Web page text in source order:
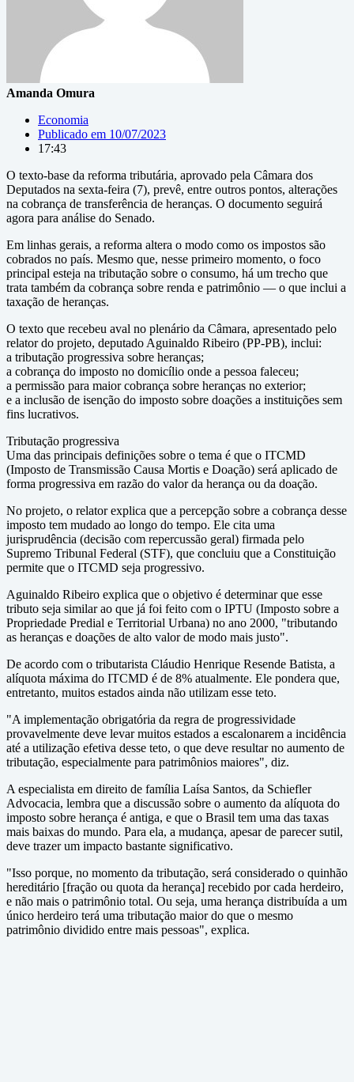
Amanda Omura
Economia
Publicado em 10/07/2023
17:43
O texto-base da reforma tributária, aprovado pela Câmara dos
Deputados na sexta-feira (7), prevê, entre outros pontos, alterações
na cobrança de transferência de heranças. O documento seguirá
agora para análise do Senado.
Em linhas gerais, a reforma altera o modo como os impostos são
cobrados no país. Mesmo que, nesse primeiro momento, o foco
principal esteja na tributação sobre o consumo, há um trecho que
trata também da cobrança sobre renda e patrimônio — o que inclui a
taxação de heranças.
O texto que recebeu aval no plenário da Câmara, apresentado pelo
relator do projeto, deputado Aguinaldo Ribeiro (PP-PB), inclui:
a tributação progressiva sobre heranças;
a cobrança do imposto no domicílio onde a pessoa faleceu;
a permissão para maior cobrança sobre heranças no exterior;
e a inclusão de isenção do imposto sobre doações a instituições sem
fins lucrativos.
Tributação progressiva
Uma das principais definições sobre o tema é que o ITCMD
(Imposto de Transmissão Causa Mortis e Doação) será aplicado de
forma progressiva em razão do valor da herança ou da doação.
No projeto, o relator explica que a percepção sobre a cobrança desse
imposto tem mudado ao longo do tempo. Ele cita uma
jurisprudência (decisão com repercussão geral) firmada pelo
Supremo Tribunal Federal (STF), que concluiu que a Constituição
permite que o ITCMD seja progressivo.
Aguinaldo Ribeiro explica que o objetivo é determinar que esse
tributo seja similar ao que já foi feito com o IPTU (Imposto sobre a
Propriedade Predial e Territorial Urbana) no ano 2000, "tributando
as heranças e doações de alto valor de modo mais justo".
De acordo com o tributarista Cláudio Henrique Resende Batista, a
alíquota máxima do ITCMD é de 8% atualmente. Ele pondera que,
entretanto, muitos estados ainda não utilizam esse teto.
"A implementação obrigatória da regra de progressividade
provavelmente deve levar muitos estados a escalonarem a incidência
até a utilização efetiva desse teto, o que deve resultar no aumento de
tributação, especialmente para patrimônios maiores", diz.
A especialista em direito de família Laísa Santos, da Schiefler
Advocacia, lembra que a discussão sobre o aumento da alíquota do
imposto sobre herança é antiga, e que o Brasil tem uma das taxas
mais baixas do mundo. Para ela, a mudança, apesar de parecer sutil,
deve trazer um impacto bastante significativo.
"Isso porque, no momento da tributação, será considerado o quinhão
hereditário [fração ou quota da herança] recebido por cada herdeiro,
e não mais o patrimônio total. Ou seja, uma herança distribuída a um
único herdeiro terá uma tributação maior do que o mesmo
patrimônio dividido entre mais pessoas", explica.